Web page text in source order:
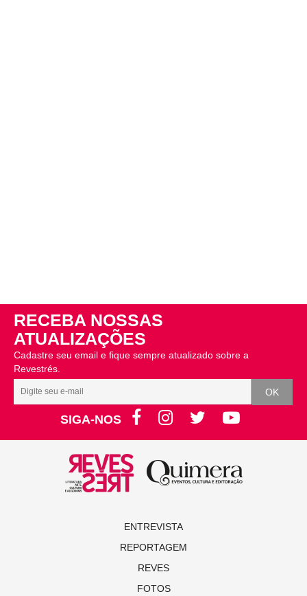
RECEBA NOSSAS
ATUALIZAÇÕES
Cadastre seu email e fique sempre atualizado sobre a
Revestrés.
SIGA-NOS
ENTREVISTA
REPORTAGEM
REVES
FOTOS